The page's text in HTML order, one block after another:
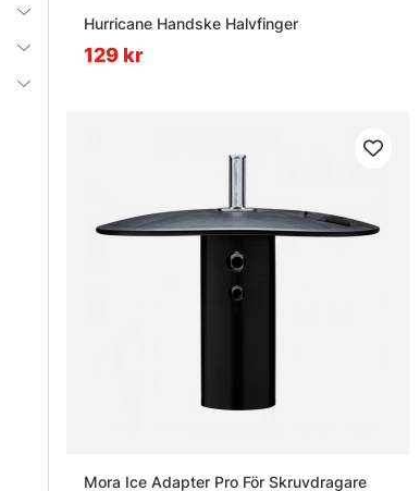
Hurricane Handske Halvfinger
129 kr
Mora Ice Adapter Pro För Skruvdragare